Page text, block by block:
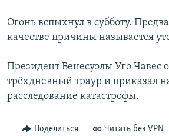
Огонь вспыхнул в субботу.
качестве причины называется
Президент Венесуэлы Уго Чавес
трёхдневный траур и приказал
расследование катастрофы.
Поделиться Читать без VPN